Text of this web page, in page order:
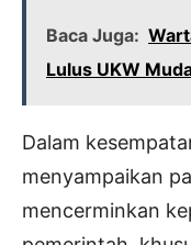
Baca Juga:
Lulus UKW
Dalam
menyampaikan
mencerminkan